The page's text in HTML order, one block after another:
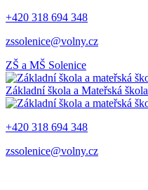
+420 318 694 348
zssolenice@volny.cz
ZŠ a MŠ Solenice
Základní škola a Mateřská škola
+420 318 694 348
zssolenice@volny.cz